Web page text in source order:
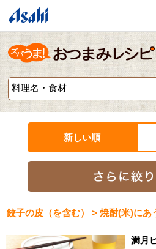
新しい順
餃子の皮（を含む） > 焼酎(米)に
満月